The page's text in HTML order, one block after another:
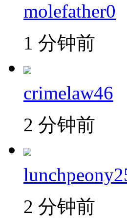
molefather0
1 分钟前
crimelaw46
2 分钟前
2 分钟前